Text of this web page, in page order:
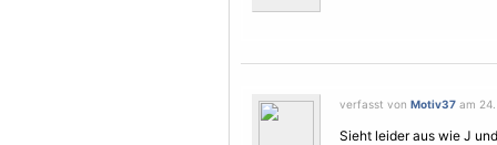
verfasst von Motiv37 am
Sieht leider aus wie J